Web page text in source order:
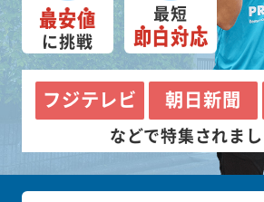
最安値
に挑戦
最短
即日対応
フジテレビ 朝日新聞
などで特集されまし